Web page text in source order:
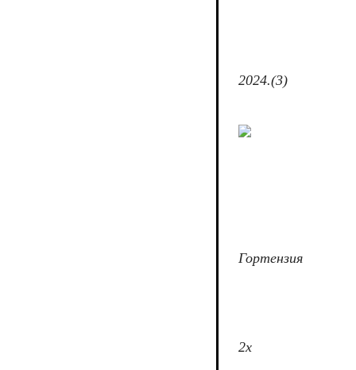
2024.(3)
Гортензия
2х